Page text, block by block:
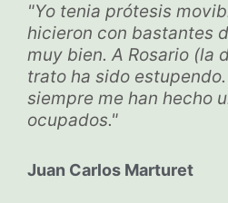
"Yo tenia prótesis
hicieron con bastantes
muy bien. A Rosario (la
trato ha sido
siempre me han hecho
ocupados."
Juan Carlos Marturet